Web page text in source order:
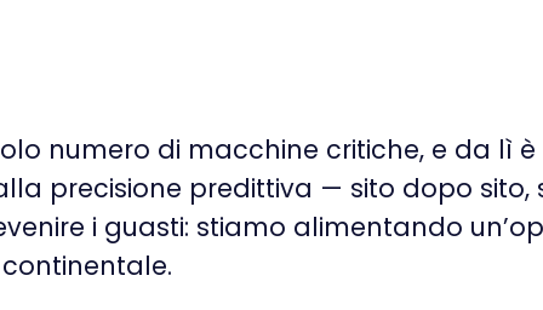
numero di macchine critiche, e da lì
precisione predittiva — sito dopo sito,
i guasti: stiamo alimentando